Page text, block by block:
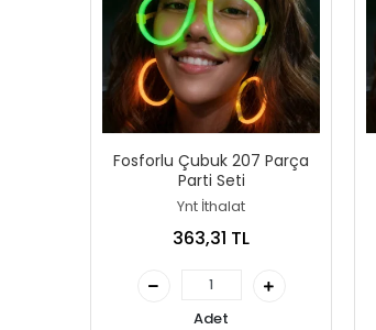
Fosforlu Çubuk 207 Parça
Parti Seti
Ynt İthalat
363,31 TL
Adet